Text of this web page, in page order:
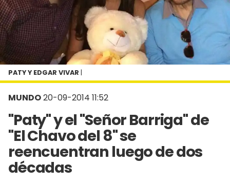
MUNDO20-09-2014 11:52
"Paty" y el "Señor Barriga" de
"El Chavo del 8" se
reencuentran luego de dos
décadas
PATY Y EDGAR VIVAR |